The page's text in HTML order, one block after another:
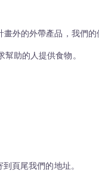
外的外帶產品，我們的
助的人提供食物。
頁尾我們的地址。